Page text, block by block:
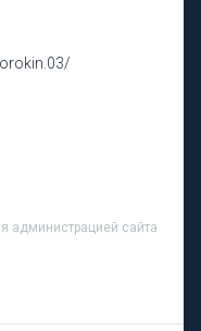
администрацией сайта